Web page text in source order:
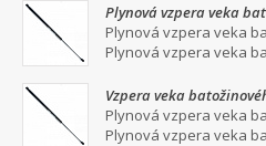
Plynová vzpera veka
Plynová vzpera veka
Plynová vzpera veka
Vzpera veka
Plynová vzpera veka
Plynová vzpera veka